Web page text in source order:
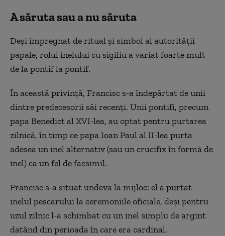
A săruta sau a nu săruta
Deși impregnat de ritual și simbol al autorității
papale, rolul inelului cu sigiliu a variat foarte mult
de la pontif la pontif.
În această privință, Francisc s-a îndepărtat de unii
dintre predecesorii săi recenți. Unii pontifi, precum
papa Benedict al XVI-lea, au optat pentru purtarea
zilnică, în timp ce papa Ioan Paul al II-lea purta
adesea un inel alternativ (sau un crucifix în formă de
inel) ca un fel de facsimil.
Francisc s-a situat undeva la mijloc: el a purtat
inelul pescarului la ceremoniile oficiale, deși pentru
uzul zilnic l-a schimbat cu un inel simplu de argint
datând din perioada în care era cardinal.